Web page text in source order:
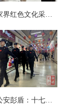
大张家界红色文化采访团来县茨岩塘镇采访
龙山公安彭盾：十七载藏蓝铸忠诚 初心如磐护万家